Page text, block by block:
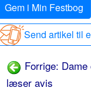
Gem i Min Festbog
Send artikel til
Forrige: Dame
læser avis